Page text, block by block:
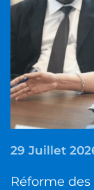
29 Juillet
Réforme